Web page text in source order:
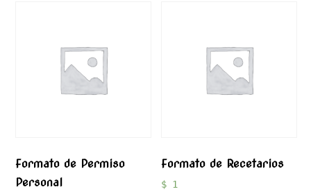
Formato de Permiso
Personal
Formato de Recetarios
$ 1